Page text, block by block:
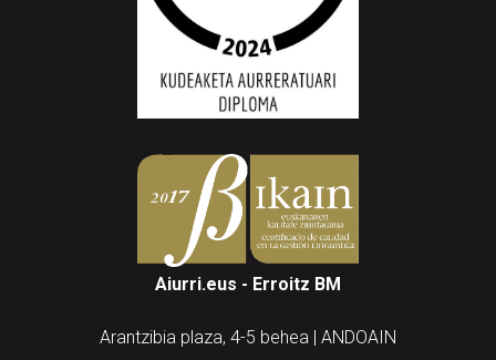
Aiurri.eus - Erroitz BM
Arantzibia plaza, 4-5 behea | ANDOAIN